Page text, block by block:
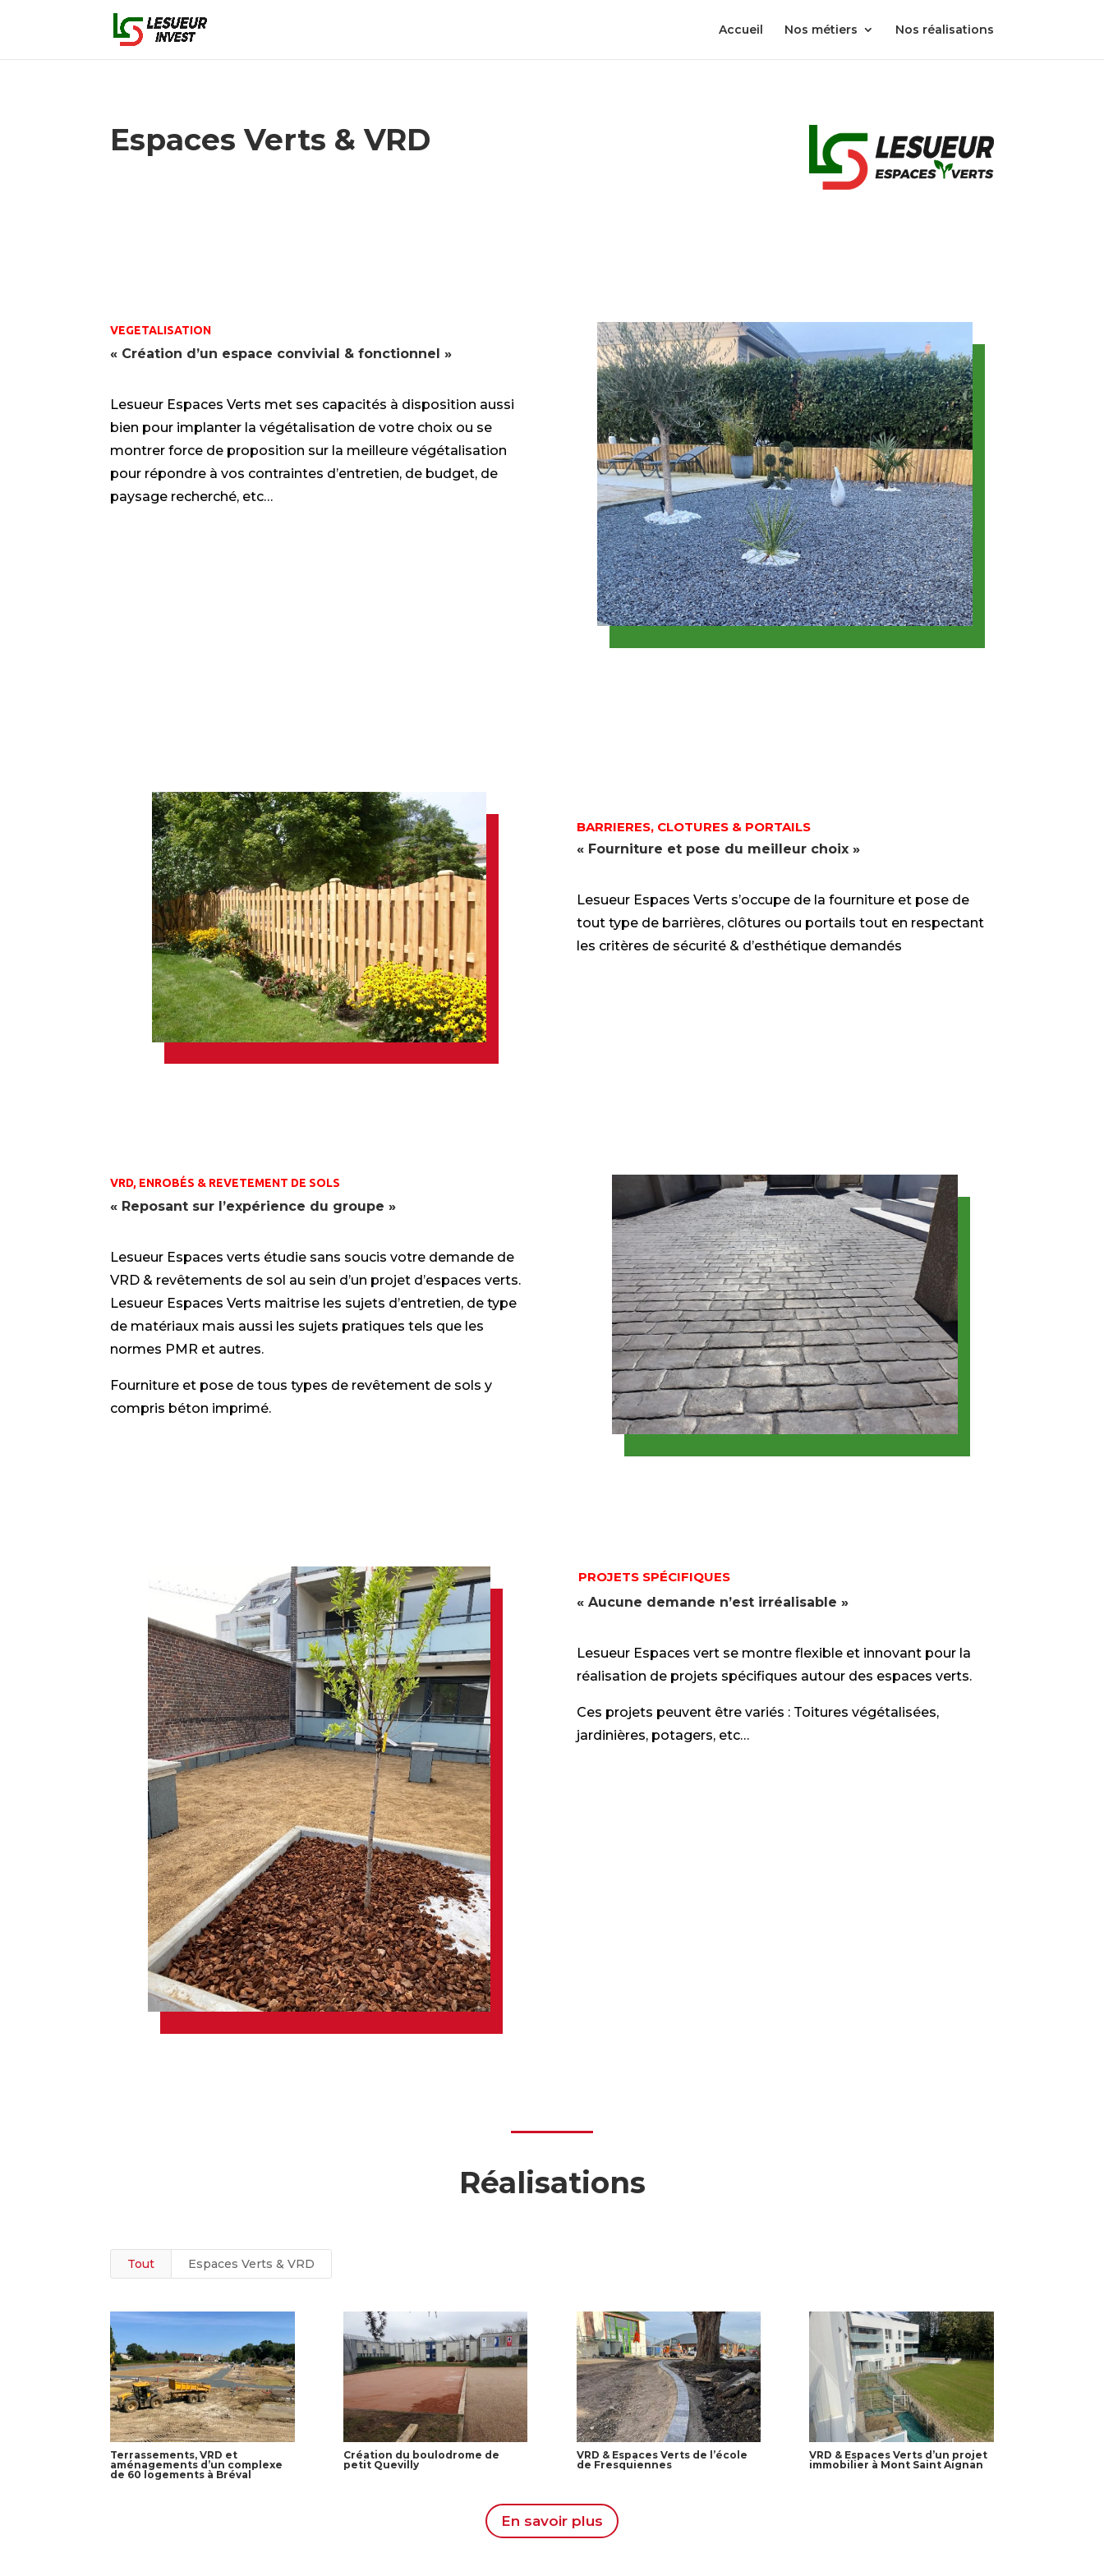
Accueil Nos métiers Nos réalisations
Espaces Verts & VRD
VEGETALISATION
« Création d’un espace convivial & fonctionnel »
Lesueur Espaces Verts met ses capacités à disposition aussi
bien pour implanter la végétalisation de votre choix ou se
montrer force de proposition sur la meilleure végétalisation
pour répondre à vos contraintes d’entretien, de budget, de
paysage recherché, etc…
BARRIERES, CLOTURES & PORTAILS
« Fourniture et pose du meilleur choix »
Lesueur Espaces Verts s’occupe de la fourniture et pose de
tout type de barrières, clôtures ou portails tout en respectant
les critères de sécurité & d’esthétique demandés
VRD, ENROBÉS & REVETEMENT DE SOLS
« Reposant sur l’expérience du groupe »
Lesueur Espaces verts étudie sans soucis votre demande de
VRD & revêtements de sol au sein d’un projet d’espaces verts.
Lesueur Espaces Verts maitrise les sujets d’entretien, de type
de matériaux mais aussi les sujets pratiques tels que les
normes PMR et autres.
Fourniture et pose de tous types de revêtement de sols y
compris béton imprimé.
PROJETS SPÉCIFIQUES
« Aucune demande n’est irréalisable »
Lesueur Espaces vert se montre flexible et innovant pour la
réalisation de projets spécifiques autour des espaces verts.
Ces projets peuvent être variés : Toitures végétalisées,
jardinières, potagers, etc…
Réalisations
Tout Espaces Verts & VRD
Terrassements, VRD et
aménagements d’un complexe
de 60 logements à Bréval
Création du boulodrome de
petit Quevilly
VRD & Espaces Verts de l’école
de Fresquiennes
VRD & Espaces Verts d’un projet
immobilier à Mont Saint Aignan
En savoir plus